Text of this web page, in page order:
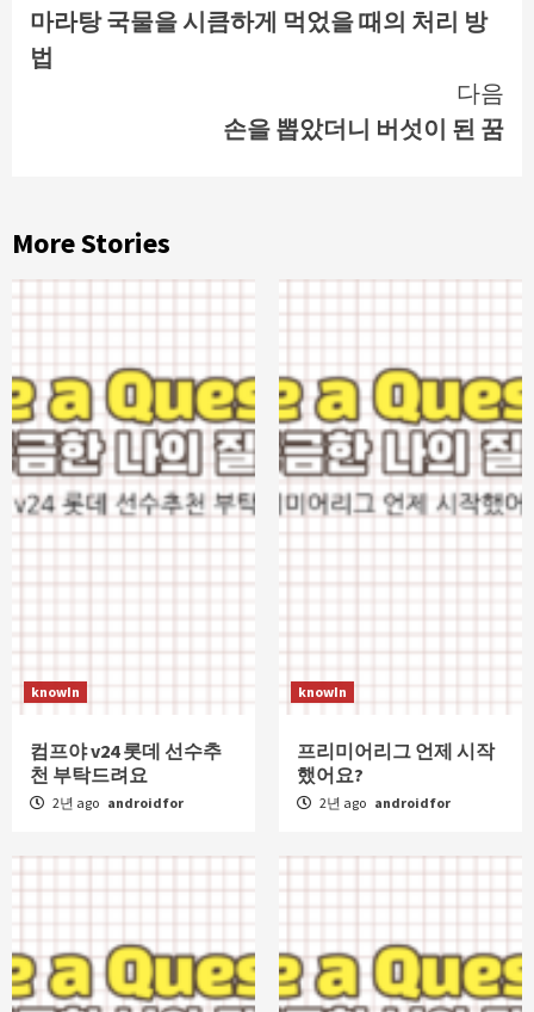
Reading
마라탕 국물을 시큼하게 먹었을 때의 처리 방
법
다음
손을 뽑았더니 버섯이 된 꿈
More Stories
knowIn
컴프야 v24 롯데 선수추
천 부탁드려요
2년 ago androidfor
knowIn
프리미어리그 언제 시작
했어요?
2년 ago androidfor